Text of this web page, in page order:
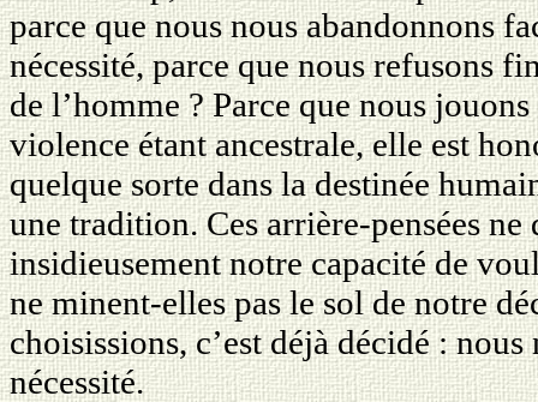
parce que nous nous abandonnons
nécessité, parce que nous refusons
de l’homme ? Parce que nous
violence étant ancestrale, elle est
quelque sorte dans la destinée
une tradition. Ces arrière-pensées ne
insidieusement notre capacité de
ne minent-elles pas le sol de notre
choisissions, c’est déjà décidé :
nécessité.